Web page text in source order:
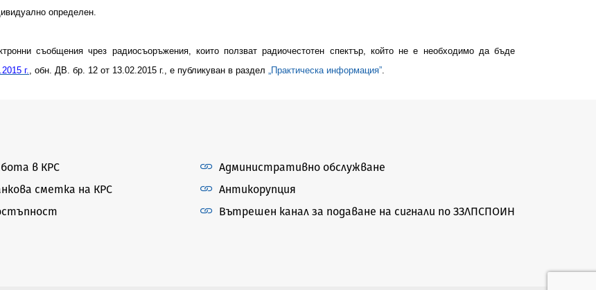
определен.
съобщения чрез радиосъоръжения, които ползват радиочестотен спектър, който не е необходимо да бъде
.2015 г. , обн. ДВ. бр. 12 от 13.02.2015 г., е публикуван в раздел „Практическа информация”
в КРС
сметка на КРС
Административно обслужване
Антикорупция
Вътрешен канал за подаване на сигнали по ЗЗЛПСПОИН